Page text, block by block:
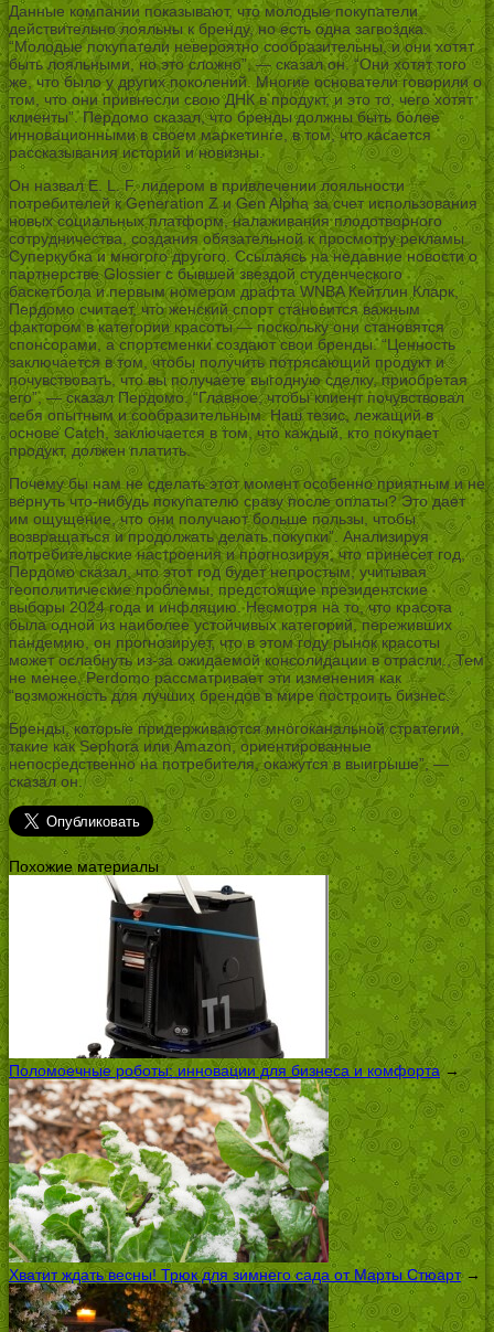
Данные компании показывают, что молодые покупатели
действительно лояльны к бренду, но есть одна загвоздка.
“Молодые покупатели невероятно сообразительны, и они хотят
быть лояльными, но это сложно”, — сказал он. “Они хотят того
же, что было у других поколений. Многие основатели говорили о
том, что они привнесли свою ДНК в продукт, и это то, чего хотят
клиенты”. Пердомо сказал, что бренды должны быть более
инновационными в своем маркетинге, в том, что касается
рассказывания историй и новизны.
Он назвал E. L. F. лидером в привлечении лояльности
потребителей к Generation Z и Gen Alpha за счет использования
новых социальных платформ, налаживания плодотворного
сотрудничества, создания обязательной к просмотру рекламы
Суперкубка и многого другого. Ссылаясь на недавние новости о
партнерстве Glossier с бывшей звездой студенческого
баскетбола и первым номером драфта WNBA Кейтлин Кларк,
Пердомо считает, что женский спорт становится важным
фактором в категории красоты — поскольку они становятся
спонсорами, а спортсменки создают свои бренды. “Ценность
заключается в том, чтобы получить потрясающий продукт и
почувствовать, что вы получаете выгодную сделку, приобретая
его”, — сказал Пердомо. “Главное, чтобы клиент почувствовал
себя опытным и сообразительным. Наш тезис, лежащий в
основе Catch, заключается в том, что каждый, кто покупает
продукт, должен платить.
Почему бы нам не сделать этот момент особенно приятным и не
вернуть что-нибудь покупателю сразу после оплаты? Это дает
им ощущение, что они получают больше пользы, чтобы
возвращаться и продолжать делать покупки”. Анализируя
потребительские настроения и прогнозируя, что принесет год,
Пердомо сказал, что этот год будет непростым, учитывая
геополитические проблемы, предстоящие президентские
выборы 2024 года и инфляцию. Несмотря на то, что красота
была одной из наиболее устойчивых категорий, переживших
пандемию, он прогнозирует, что в этом году рынок красоты
может ослабнуть из-за ожидаемой консолидации в отрасли., Тем
не менее, Perdomo рассматривает эти изменения как
“возможность для лучших брендов в мире построить бизнес.
Бренды, которые придерживаются многоканальной стратегии,
такие как Sephora или Amazon, ориентированные
непосредственно на потребителя, окажутся в выигрыше”, —
сказал он.
Похожие материалы
Поломоечные роботы: инновации для бизнеса и комфорта→
Хватит ждать весны! Трюк для зимнего сада от Марты Стюарт→